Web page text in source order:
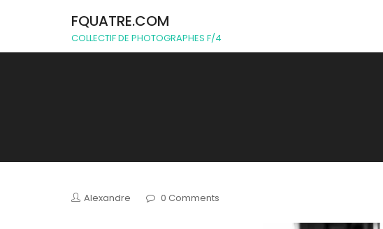
FQUATRE.COM
COLLECTIF DE PHOTOGRAPHES F/4
Alexandre 0 Comments